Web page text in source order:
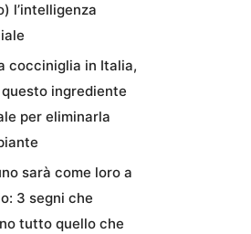
l’intelligenza
cocciniglia in Italia,
ingrediente
per eliminarla
sarà come loro a
3 segni che
tutto quello che